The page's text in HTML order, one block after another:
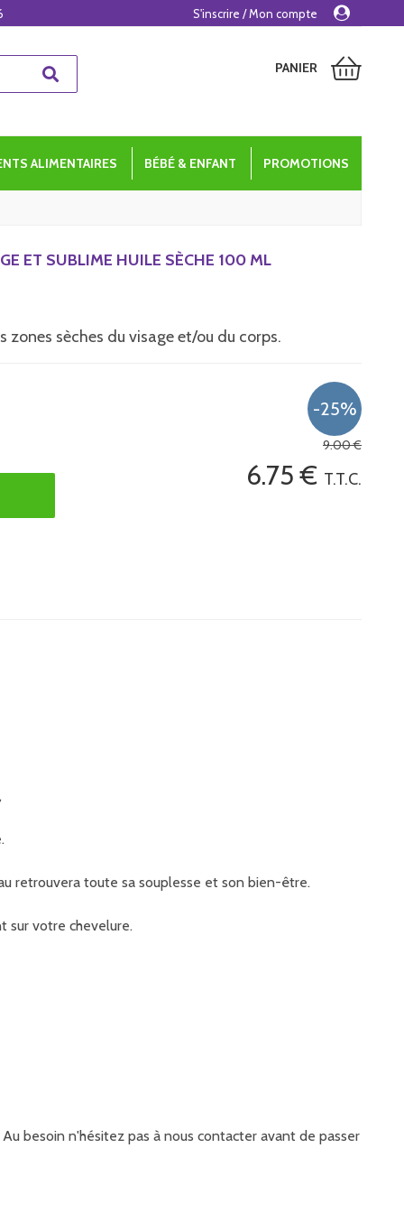
PANIER
ALIMENTAIRES BÉBÉ & ENFANT PROMOTIONS
ET SUBLIME HUILE SÈCHE 100 ML
zones sèches du visage et/ou du corps.
9.00€
6.75€ T.T.C.
retrouvera toute sa souplesse et son bien-être.
sur votre chevelure.
besoin n'hésitez pas à nous contacter avant de passer
S'inscrire / Mon compte